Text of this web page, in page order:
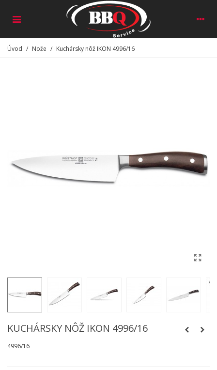
Úvod / Nože / Kuchársky nôž IKON 4996/16
KUCHÁRSKY NÔŽ IKON 4996/16
4996/16